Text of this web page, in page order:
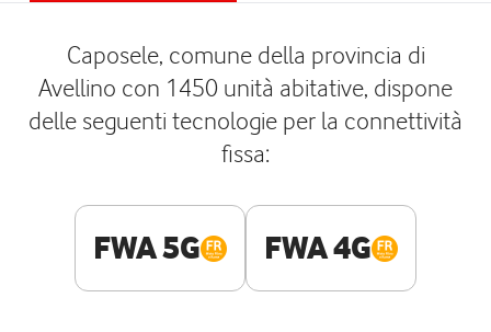
Caposele, comune della provincia di
Avellino con 1450 unità abitative, dispone
delle seguenti tecnologie per la connettività
fissa:
FWA 5G FWA 4G